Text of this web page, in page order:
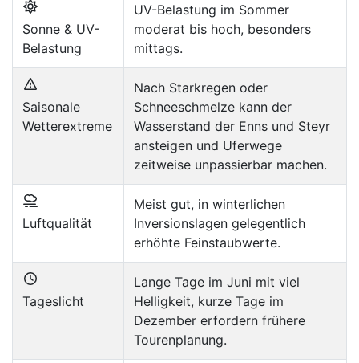
Sonne & UV-
Belastung
UV-Belastung im Sommer
moderat bis hoch, besonders
mittags.
Saisonale
Wetterextreme
Nach Starkregen oder
Schneeschmelze kann der
Wasserstand der Enns und Steyr
ansteigen und Uferwege
zeitweise unpassierbar machen.
Luftqualität
Meist gut, in winterlichen
Inversionslagen gelegentlich
erhöhte Feinstaubwerte.
Tageslicht
Lange Tage im Juni mit viel
Helligkeit, kurze Tage im
Dezember erfordern frühere
Tourenplanung.